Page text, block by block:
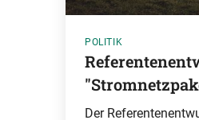
POLITIK
Der